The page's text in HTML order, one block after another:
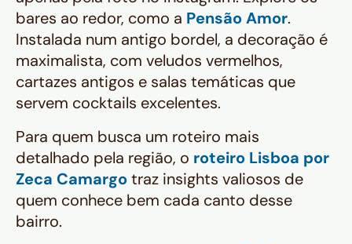
bares ao redor, como a Pensão Amor.
Instalada num antigo bordel, a decoração é
maximalista, com veludos vermelhos,
cartazes antigos e salas temáticas que
servem cocktails excelentes.
Para quem busca um roteiro mais
detalhado pela região, o roteiro Lisboa por
Zeca Camargotraz insights valiosos de
quem conhece bem cada canto desse
bairro.